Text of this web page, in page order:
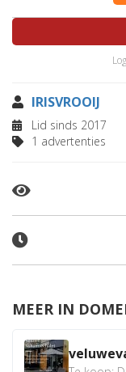
IRISVROOIJ
Lid sinds 2017
1 advertenties
MEER IN